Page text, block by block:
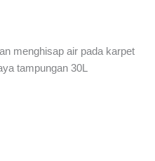
menghisap air pada karpet
tampungan 30L